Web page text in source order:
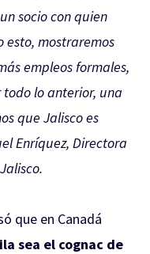
socio con quien
esto, mostraremos
empleos formales,
lo anterior, una
que Jalisco es
Enríquez, Directora
que en Canadá
sea el cognac de